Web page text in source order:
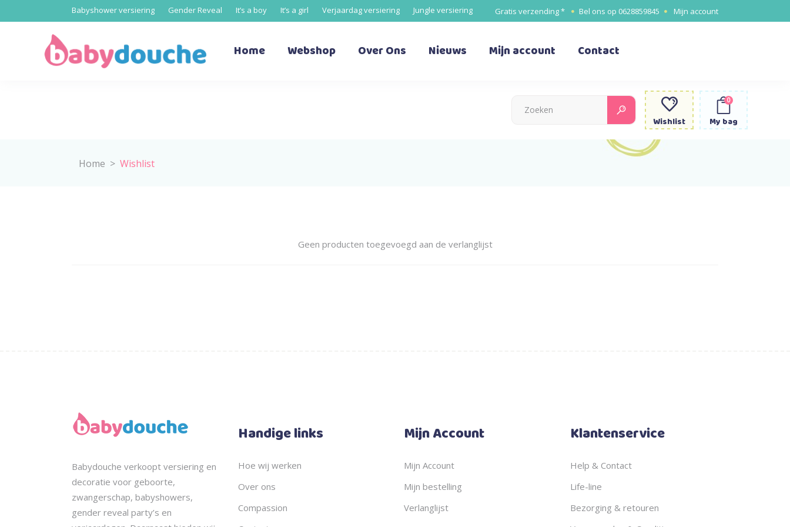
Babyshower versiering Gender Reveal It’s a boy It’s a girl Verjaardag versiering Jungle versiering Gratis verzending * Bel ons op 0628859845 Mijn account
Home Webshop Over Ons Nieuws Mijn account Contact
Search
for: Wishlist My bag
0
Home > Wishlist
Geen producten toegevoegd aan de verlanglijst
Babydouche verkoopt versiering en
decoratie voor geboorte,
zwangerschap, babyshowers,
gender reveal party’s en
Handige links
Hoe wij werken
Over ons
Compassion
Mijn Account
Mijn Account
Mijn bestelling
Verlanglijst
Klantenservice
Help & Contact
Life-line
Bezorging & retouren